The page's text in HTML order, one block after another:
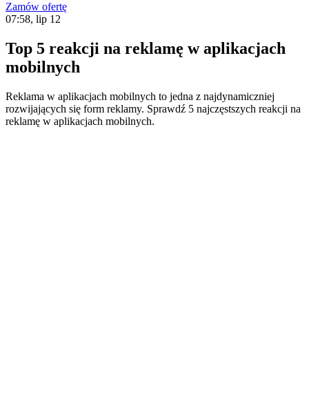
Zamów ofertę
07:58, lip 12
Top 5 reakcji na reklamę w aplikacjach
mobilnych
Reklama w aplikacjach mobilnych to jedna z najdynamiczniej
rozwijających się form reklamy. Sprawdź 5 najczęstszych reakcji na
reklamę w aplikacjach mobilnych.